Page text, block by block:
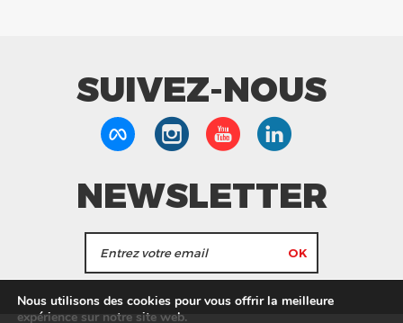
SUIVEZ-NOUS
NEWSLETTER
informations de Tang Frères.
Nous utilisons des cookies pour vous offrir la meilleure
expérience sur notre site web.